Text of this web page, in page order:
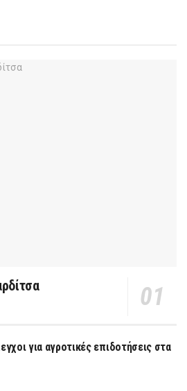
για αγροτικές επιδοτήσεις στα